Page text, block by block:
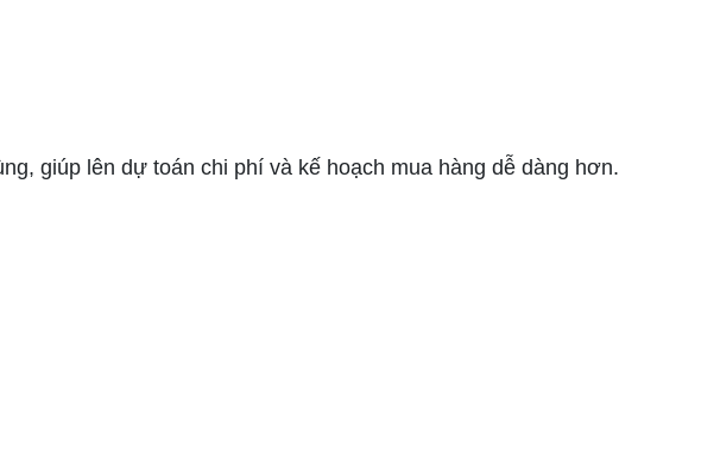
giúp lên dự toán chi phí và kế hoạch mua hàng dễ dàng hơn.